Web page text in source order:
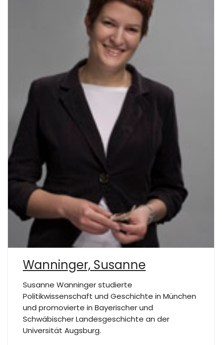
Wanninger, Susanne
Susanne Wanninger studierte
Politikwissenschaft und Geschichte in München
und promovierte in Bayerischer und
Schwäbischer Landesgeschichte an der
Universität Augsburg.